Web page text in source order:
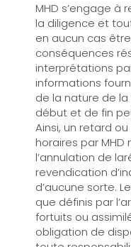
MHD s’engage à
la diligence et
en aucun cas
conséquences
interprétations
informations
de la nature de
début et de fin
Ainsi, un retard
horaires par
l’annulation de
revendication
d’aucune sorte.
que définis par
fortuits ou
obligation de